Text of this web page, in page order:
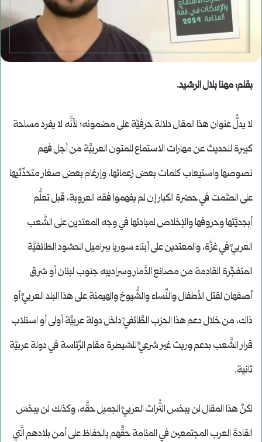
بقلم: مهنا بلال الرشيد.
لا يدلُّ عنوان هذا المقال دلالة حرفيَّة على مضمونه؛ لأنَّه لا يفرد مساحة
كبيرة للحديث عن مهارات الاستماع للمتون العربيَّة من أجل فهم
نصوصها واستيعاب كلمات بعض زعمائها، وإرغام بعض صغار متحدِّثيها
على الصَّمت في حضرة الكبار إن لم يفهموا فقه العروبة، قبل تعلُّم
أبجديَّتها وحروفها والإخلاص لمبادئها في وجه المعتدين على الشَّعب
العربيِّ في غزَّة، والمعتدين على أبناء سوريا ببراميل الحشود الطَائفيَّة
المتفجِّرة القادمة من مصانع الدَّمار وسراديبه جنوب لبنان أو شرق
أصفهان لقتل الأطفال والنِّساء والشُّيوخ والهيمنة على هذا البلد العربيِّ أو
ذاك، من خلال دعم هذا الحزب الطَّائفيِّ داخل دولة عربيَّة أولى أو استلاب
قرار الشَّعب بدعم وريث غير شرعيٍّ للسَّيطرة مقام الرِّئاسة في دولة عربيَّة
ثانية.
لكنَّ هذا المقال لن يبخس التُّراث العربيَّ الجميل حقَّه، وكذلك لن يبخسَ
القادةَ العرب المجتمعين في المنامة حقَّهم بالحفاظ على أمن بلادهم الَّتي